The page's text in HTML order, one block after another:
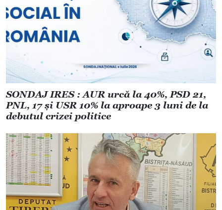
SONDAJ IRES : AUR urcă la 40%, PSD 21,
PNL, 17 și USR 10% la aproape 3 luni de la
debutul crizei politice